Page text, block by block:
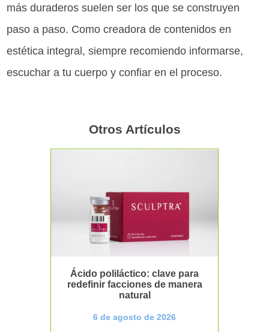
más duraderos suelen ser los que se construyen
paso a paso. Como creadora de contenidos en
estética integral, siempre recomiendo informarse,
escuchar a tu cuerpo y confiar en el proceso.
Otros Artículos
Ácido poliláctico: clave para
redefinir facciones de manera
natural
6 de agosto de 2026